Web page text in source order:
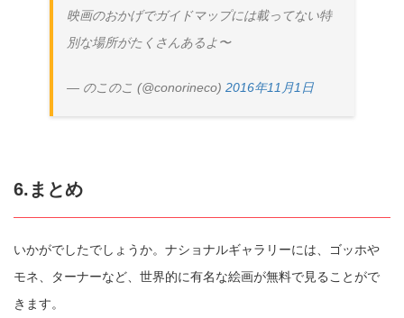
映画のおかげでガイドマップには載ってない特
別な場所がたくさんあるよ〜
— のこのこ (@conorineco) 2016年11月1日
6.まとめ
いかがでしたでしょうか。ナショナルギャラリーには、ゴッホや
モネ、ターナーなど、世界的に有名な絵画が無料で見ることがで
きます。
https://jp.pokke.in/blog/9465